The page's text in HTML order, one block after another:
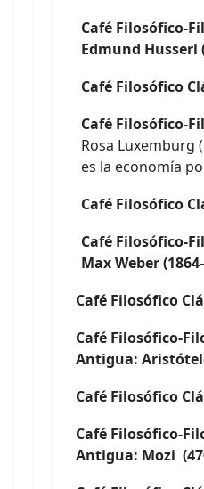
Café Filosófico-
Edmund Husserl
Café Filosófico
Café Filosófico-
Rosa Luxemburg
es la economía
Café Filosófico
Café Filosófico-
Max Weber
Café Filosófico
Café Filosófico-
Antigua:
Café Filosófico
Café Filosófico-
Antigua: Mozi